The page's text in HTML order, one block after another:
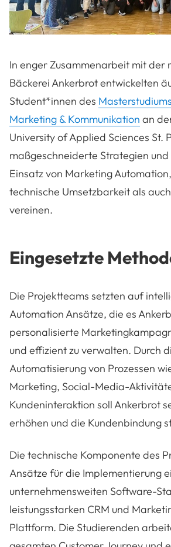
In enger Zusammenarbeit mit der
Bäckerei Ankerbrot entwickelten
Student*innen des
Marketing & Kommunikation an
University of Applied Sciences St.
maßgeschneiderte Strategien
Einsatz von Marketing
technische Umsetzbarkeit als
vereinen.
Eingesetzte
Die Projektteams setzten auf
Automation Ansätze, die es
personalisierte
und effizient zu verwalten. Durch
Automatisierung von Prozessen
Marketing, Social-Media-
Kundeninteraktion soll Ankerbrot
erhöhen und die Kundenbindung
Die technische Komponente des
Ansätze für die Implementierung
unternehmensweiten Software-
leistungsstarken CRM und
Plattform. Die Studierenden